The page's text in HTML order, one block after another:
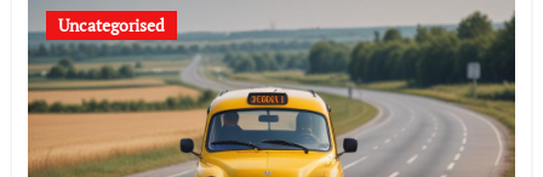
Uncategorised